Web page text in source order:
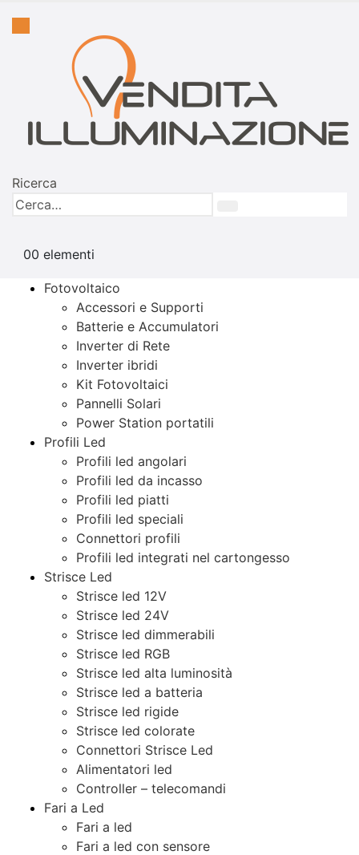
Ricerca
00 elementi
Fotovoltaico
Accessori e Supporti
Batterie e Accumulatori
Inverter di Rete
Inverter ibridi
Kit Fotovoltaici
Pannelli Solari
Power Station portatili
Profili Led
Profili led angolari
Profili led da incasso
Profili led piatti
Profili led speciali
Connettori profili
Profili led integrati nel cartongesso
Strisce Led
Strisce led 12V
Strisce led 24V
Strisce led dimmerabili
Strisce led RGB
Strisce led alta luminosità
Strisce led a batteria
Strisce led rigide
Strisce led colorate
Connettori Strisce Led
Alimentatori led
Controller – telecomandi
Fari a Led
Fari a led
Fari a led con sensore